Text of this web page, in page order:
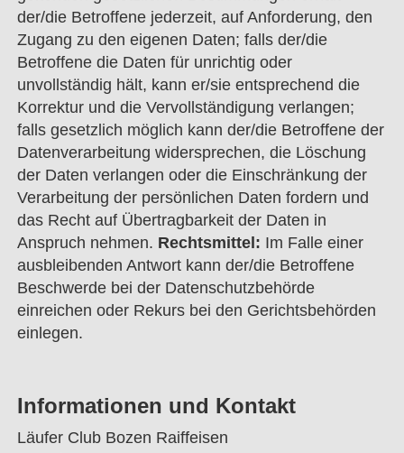
der/die Betroffene jederzeit, auf Anforderung, den
Zugang zu den eigenen Daten; falls der/die
Betroffene die Daten für unrichtig oder
unvollständig hält, kann er/sie entsprechend die
Korrektur und die Vervollständigung verlangen;
falls gesetzlich möglich kann der/die Betroffene der
Datenverarbeitung widersprechen, die Löschung
der Daten verlangen oder die Einschränkung der
Verarbeitung der persönlichen Daten fordern und
das Recht auf Übertragbarkeit der Daten in
Anspruch nehmen. Rechtsmittel: Im Falle einer
ausbleibenden Antwort kann der/die Betroffene
Beschwerde bei der Datenschutzbehörde
einreichen oder Rekurs bei den Gerichtsbehörden
einlegen.
Informationen und Kontakt
Läufer Club Bozen Raiffeisen